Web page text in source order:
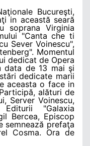
Bucureşti,
in această seară
soprana Virginia
"Canta che ti
Sever Voinescu",
Momentul
dedicat de Opera
data de 13 mai şi
dedicate marii
aceasta o face in
alături de
Server Voinescu,
"Galaxia
Bercea, Episcop
semnează prefaţa
Cosma. Ora de